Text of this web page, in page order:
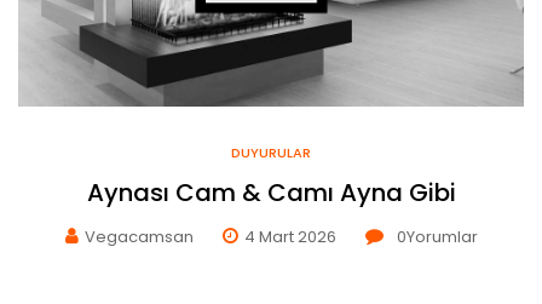
DUYURULAR
Aynası Cam & Camı Ayna Gibi
Vegacamsan 4 Mart 2026 0Yorumlar